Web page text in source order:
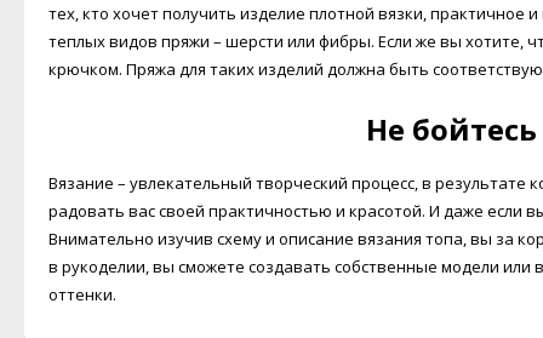
тех, кто хочет получить изделие плотной вязки,
теплых видов пряжи – шерсти или фибры. Если же вы
крючком. Пряжа для таких изделий должна быть
Не
Вязание – увлекательный творческий процесс, в
радовать вас своей практичностью и красотой. И даже если
Внимательно изучив схему и описание вязания топа, вы за
в рукоделии, вы сможете создавать собственные модели
оттенки.